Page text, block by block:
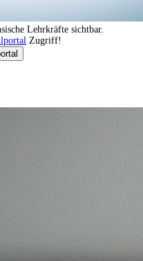
Die digitalen Module sind nur für sächsische Lehrkräfte sichtbar.
Zugriff!